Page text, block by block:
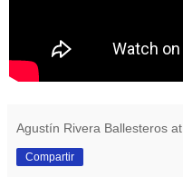
Agustín Rivera Ballesteros at
Compartir